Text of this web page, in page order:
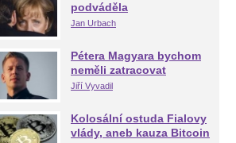
podváděla
Jan Urbach
Pétera Magyara bychom
neměli zatracovat
Jiří Vyvadil
Kolosální ostuda Fialovy
vlády, aneb kauza Bitcoin